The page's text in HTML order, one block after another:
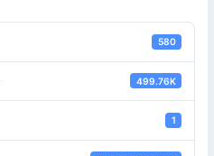
580
499.76K
1